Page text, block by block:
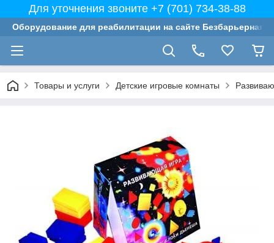
Для уточнения звоните +7 (701) 734-38-88
Оборудование для реабилитации на сайте Безбарьерная
Товары и услуги Детские игровые комнаты